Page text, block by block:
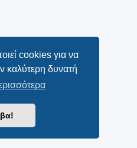
cookies για να
καλύτερη δυνατή